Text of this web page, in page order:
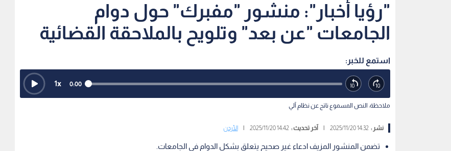
"رؤيا أخبار": منشور "مفبرك" حول دوام
الجامعات "عن بعد" وتلويح بالملاحقة القضائية
استمع للخبر:
0:00
1x
ملاحظة: النص المسموع ناتج عن نظام آلي
نشر :14:32 2025/11/20 آخر تحديث :14:42 2025/11/20 الأردن
تضمن المنشور المزيف ادعاء غير صحيح يتعلق بشكل الدوام في الجامعات.